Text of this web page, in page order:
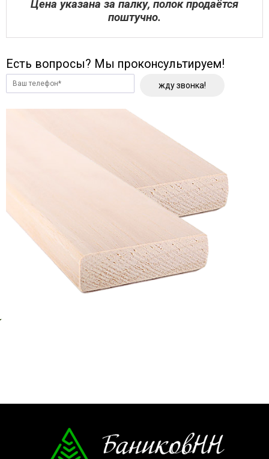
Цена указана за палку, полок продаётся
поштучно.
Есть вопросы? Мы проконсультируем!
жду звонка!